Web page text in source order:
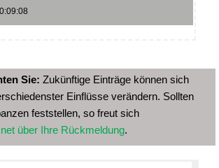
Sie: Zukünftige Einträge können sich
Einflüsse verändern. Sollten
feststellen, so freut sich
über Ihre Rückmeldung.